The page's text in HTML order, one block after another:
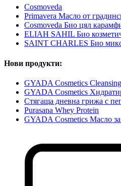
Cosmoveda
Primavera Масло от
Cosmoveda Био цял
ELIAH SAHIL Био
SAINT CHARLES Био
Нови продукти:
GYADA Cosmetics
GYADA Cosmetics
Стягаща дневна грижа с
Purasana Whey Protein
GYADA Cosmetics Масло